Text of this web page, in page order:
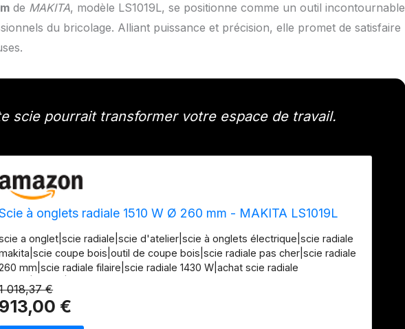
de MAKITA, modèle LS1019L, se positionne comme un outil incontournable
du bricolage. Alliant puissance et précision, elle promet de satisfaire
scie pourrait transformer votre espace de travail.
à onglets radiale 1510 W Ø 260 mm - MAKITA LS1019L
a onglet|scie radiale|scie d'atelier|scie à onglets électrique|scie radiale
coupe bois|outil de coupe bois|scie radiale pas cher|scie radiale
mm|scie radiale filaire|scie radiale 1430 W|achat scie radiale
018,37 €
913,00 €